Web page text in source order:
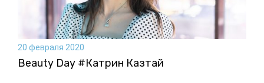
20 февраля 2020
Beauty Day #Катрин Казтай